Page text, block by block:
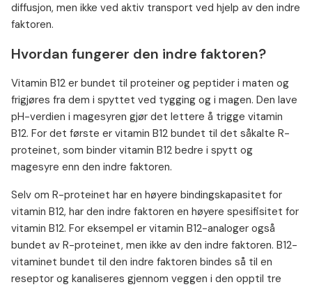
diffusjon, men ikke ved aktiv transport ved hjelp av den indre
faktoren.
Hvordan fungerer den indre faktoren?
Vitamin B12 er bundet til proteiner og peptider i maten og
frigjøres fra dem i spyttet ved tygging og i magen. Den lave
pH-verdien i magesyren gjør det lettere å trigge vitamin
B12. For det første er vitamin B12 bundet til det såkalte R-
proteinet, som binder vitamin B12 bedre i spytt og
magesyre enn den indre faktoren.
Selv om R-proteinet har en høyere bindingskapasitet for
vitamin B12, har den indre faktoren en høyere spesifisitet for
vitamin B12. For eksempel er vitamin B12-analoger også
bundet av R-proteinet, men ikke av den indre faktoren. B12-
vitaminet bundet til den indre faktoren bindes så til en
reseptor og kanaliseres gjennom veggen i den opptil tre